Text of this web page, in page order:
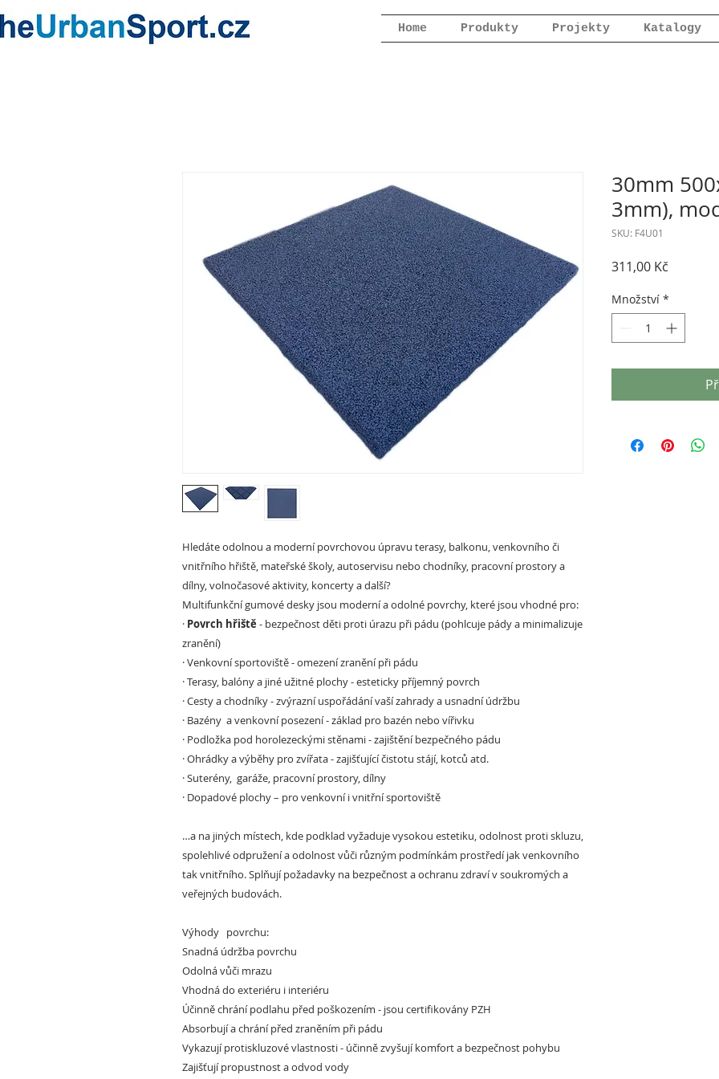
Home Produkty Projekty Katalogy
Hledáte odolnou a moderní povrchovou úpravu terasy, balkonu, venkovního či
vnitřního hřiště, mateřské školy, autoservisu nebo chodníky, pracovní prostory a
dílny, volnočasové aktivity, koncerty a další?
Multifunkční gumové desky jsou moderní a odolné povrchy, které jsou vhodné pro:
· Povrch hřiště- bezpečnost děti proti úrazu při pádu (pohlcuje pády a minimalizuje
zranění)
·Venkovní sportoviště- omezení zranění při pádu
·Terasy, balóny a jiné užitné plochy- esteticky příjemný povrch
·Cesty a chodníky- zvýrazní uspořádání vaší zahrady a usnadní údržbu
· Bazény a venkovní posezení -základ pro bazén nebo vířivku
· Podložka pod horolezeckými stěnami- zajištění bezpečného pádu
·Ohrádky a výběhy pro zvířata- zajišťující čistotu stájí, kotců atd.
·Suterény, garáže, pracovní prostory, dílny
· Dopadové plochy – pro venkovní i vnitřní sportoviště
…a na jiných místech, kde podklad vyžaduje vysokou estetiku, odolnost proti skluzu,
spolehlivé odpružení a odolnost vůči různým podmínkám prostředí jak venkovního
tak vnitřního. Splňují požadavky na bezpečnost a ochranu zdraví v soukromých a
veřejných budovách.
Výhody povrchu:
Snadná údržba povrchu
Odolná vůči mrazu
Vhodná do exteriéru i interiéru
Účinně chrání podlahu před poškozením - jsou certifikovány PZH
Absorbujía chrání před zraněním při pádu
Vykazují protiskluzové vlastnosti - účinně zvyšují komfort a bezpečnost pohybu
Zajišťují propustnost a odvod vody
30mm
3mm),
SKU: F4U01
311,00 Kč
Množství *